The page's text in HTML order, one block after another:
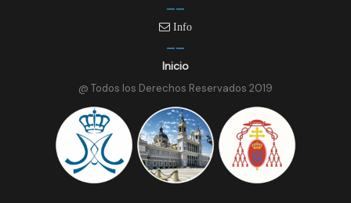
Info
Inicio
@ Todos los Derechos Reservados 2019